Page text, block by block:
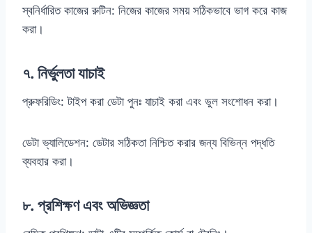
স্বনির্ধারিত কাজের রুটিন: নিজের কাজের সময় সঠিকভাবে ভাগ করে কাজ
করা।
৭. নির্ভুলতা যাচাই
প্রুফরিডিং: টাইপ করা ডেটা পুনঃ যাচাই করা এবং ভুল সংশোধন করা।
ডেটা ভ্যালিডেশন: ডেটার সঠিকতা নিশ্চিত করার জন্য বিভিন্ন পদ্ধতি
ব্যবহার করা।
৮. প্রশিক্ষণ এবং অভিজ্ঞতা